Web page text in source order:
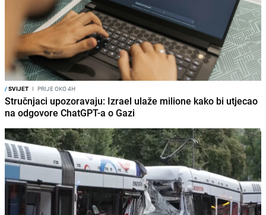
/SVIJET I PRIJE OKO 4H
Stručnjaci upozoravaju: Izrael ulaže milione kako bi utjecao
na odgovore ChatGPT-a o Gazi